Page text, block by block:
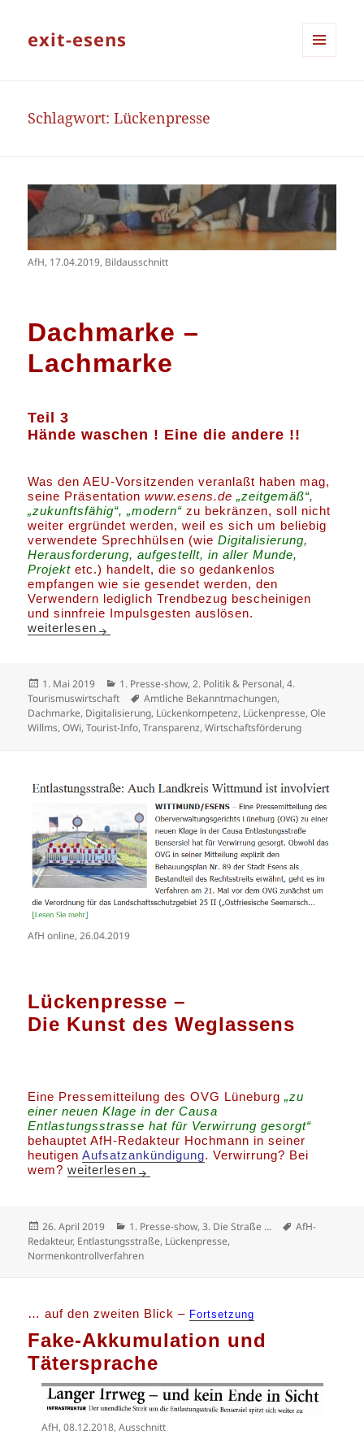
exit-esens
Schlagwort:Lückenpresse
AfH, 17.04.2019, Bildausschnitt
Dachmarke –
Lachmarke
Teil 3
Hände waschen ! Eine die andere !!
Was den AEU-Vorsitzenden veranlaßt haben mag,
seine Präsentationwww.esens.de „zeitgemäß“,
„zukunftsfähig“, „modern“ zu bekränzen, soll nicht
weiter ergründet werden, weil es sich um beliebig
verwendete Sprechhülsen (wieDigitalisierung,
Herausforderung, aufgestellt, in aller Munde,
Projektetc.) handelt, die so gedankenlos
empfangen wie sie gesendet werden, den
Verwendern lediglich Trendbezug bescheinigen
und sinnfreie Impulsgesten auslösen.
Dachmarke – Lachmarke Teil 3
weiterlesen
Veröffentlicht
am
1. Mai 2019 Kategorien
1. Presse-show,2. Politik & Personal,4.
Tourismuswirtschaft
Schlagwörter
Amtliche Bekanntmachungen,
Dachmarke, Digitalisierung, Lückenkompetenz, Lückenpresse,Ole
Willms,OWi,Tourist-Info,Transparenz,Wirtschaftsförderung
AfH online, 26.04.2019
Lückenpresse –
Die Kunst des Weglassens
Eine Pressemitteilung des OVG Lüneburg„zu
einer neuen Klage in der Causa
Entlastungsstrasse hat für Verwirrung gesorgt“
behauptet AfH-Redakteur Hochmann in seiner
heutigenAufsatzankündigung. Verwirrung? Bei
wem?Lückenpresse – Die Kunst des Weglassens
weiterlesen
Veröffentlicht
am
26. April 2019 Kategorien
1. Presse-show,3. Die Straße ... Schlagwörter
AfH-
Redakteur, Entlastungsstraße, Lückenpresse,
Normenkontrollverfahren
… auf den zweiten Blick – Fortsetzung
Fake-Akkumulation und
Tätersprache
AfH, 08.12.2018, Ausschnitt